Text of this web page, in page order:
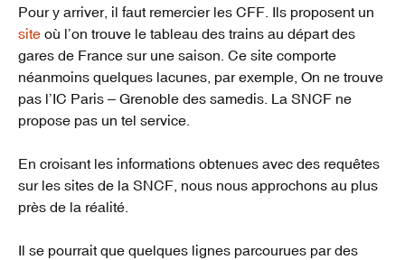
Pour y arriver, il faut remercier les CFF. Ils proposent un
site où l’on trouve le tableau des trains au départ des
gares de France sur une saison. Ce site comporte
néanmoins quelques lacunes, par exemple, On ne trouve
pas l’IC Paris – Grenoble des samedis. La SNCF ne
propose pas un tel service.
En croisant les informations obtenues avec des requêtes
sur les sites de la SNCF, nous nous approchons au plus
près de la réalité.
Il se pourrait que quelques lignes parcourues par des